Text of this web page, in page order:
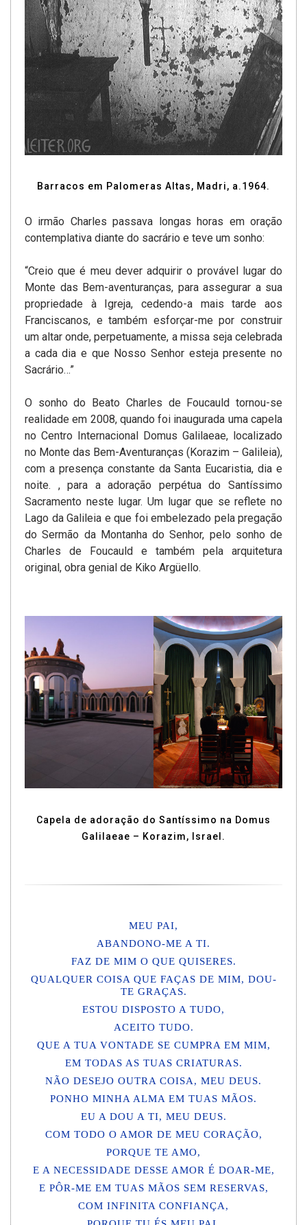
Barracos em Palomeras Altas, Madri, a.1964.
O irmão Charles passava longas horas em oração
contemplativa diante do sacrário e teve um sonho:
“Creio que é meu dever adquirir o provável lugar do
Monte das Bem-aventuranças, para assegurar a sua
propriedade à Igreja, cedendo-a mais tarde aos
Franciscanos, e também esforçar-me por construir
um altar onde, perpetuamente, a missa seja celebrada
a cada dia e que Nosso Senhor esteja presente no
Sacrário…”
O sonho do Beato Charles de Foucauld tornou-se
realidade em 2008, quando foi inaugurada uma capela
no Centro Internacional Domus Galilaeae, localizado
no Monte das Bem-Aventuranças (Korazim – Galileia),
com a presença constante da Santa Eucaristia, dia e
noite. , para a adoração perpétua do Santíssimo
Sacramento neste lugar. Um lugar que se reflete no
Lago da Galileia e que foi embelezado pela pregação
do Sermão da Montanha do Senhor, pelo sonho de
Charles de Foucauld e também pela arquitetura
original, obra genial de Kiko Argüello.
Capela de adoração do Santíssimo na Domus
Galilaeae – Korazim, Israel.
MEU PAI,
ABANDONO-ME A TI.
FAZ DE MIM O QUE QUISERES.
QUALQUER COISA QUE FAÇAS DE MIM, DOU-
TE GRAÇAS.
ESTOU DISPOSTO A TUDO,
ACEITO TUDO.
QUE A TUA VONTADE SE CUMPRA EM MIM,
EM TODAS AS TUAS CRIATURAS.
NÃO DESEJO OUTRA COISA, MEU DEUS.
PONHO MINHA ALMA EM TUAS MÃOS.
EU A DOU A TI, MEU DEUS.
COM TODO O AMOR DE MEU CORAÇÃO,
PORQUE TE AMO,
E A NECESSIDADE DESSE AMOR É DOAR-ME,
E PÔR-ME EM TUAS MÃOS SEM RESERVAS,
COM INFINITA CONFIANÇA,